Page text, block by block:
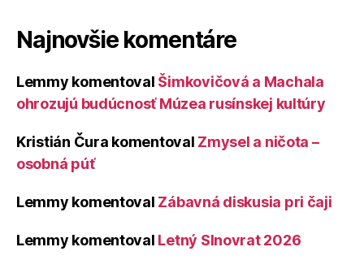
Najnovšie komentáre
Lemmy komentoval Šimkovičová a Machala
ohrozujú budúcnosť Múzea rusínskej kultúry
Kristián Čura komentoval Zmysel a ničota –
osobná púť
Lemmy komentoval Zábavná diskusia pri čaji
Lemmy komentoval Letný Slnovrat 2026